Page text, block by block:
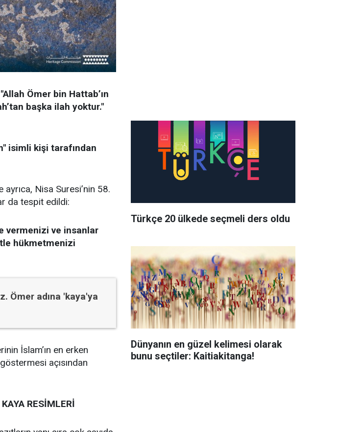
"Allah Ömer bin Hattab’ın
başka ilah yoktur."
isimli kişi tarafından
Nisa Suresi’nin 58.
da tespit edildi:
vermenizi ve insanlar
hükmetmenizi
Ömer adına 'kaya'ya
İslam’ın en erken
açısından
RESİMLERİ
Türkçe 20 ülkede seçmeli ders oldu
Dünyanın en güzel kelimesi olarak
bunu seçtiler: Kaitiakitanga!